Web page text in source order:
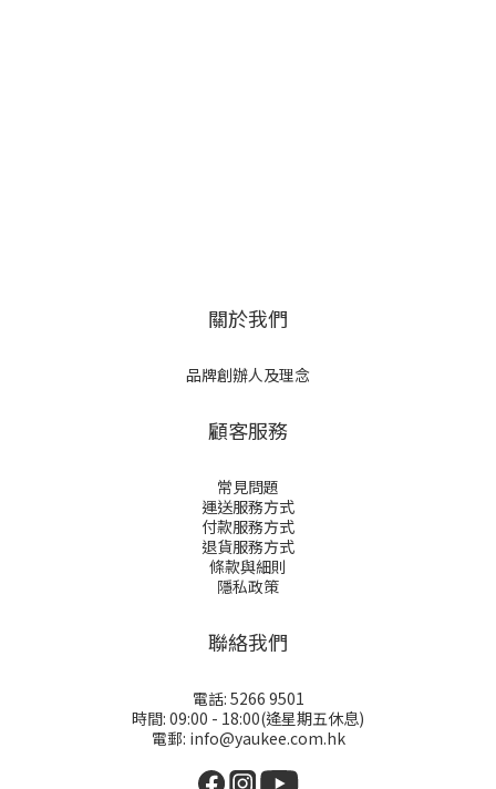
關於我們
品牌創辦人及理念
顧客服務
常見問題
運送服務方式
付款服務方式
退貨服務方式
條款與細則
隱私政策
聯絡我們
電話: 5266 9501
時間: 09:00 - 18:00(逄星期五休息)
電郵: info@yaukee.com.hk